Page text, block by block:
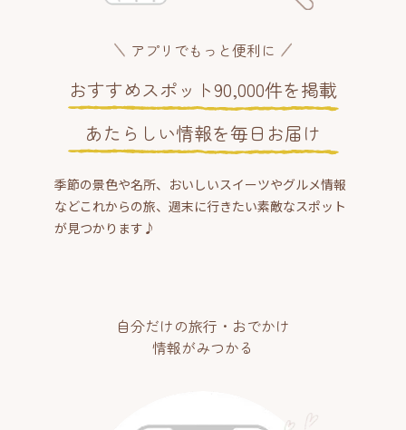
アプリでもっと便利に
おすすめスポット90,000件を掲載
あたらしい情報を毎日お届け
季節の景色や名所、おいしいスイーツやグルメ情報
などこれからの旅、週末に行きたい素敵なスポット
が見つかります♪
自分だけの旅行・おでかけ
情報がみつかる